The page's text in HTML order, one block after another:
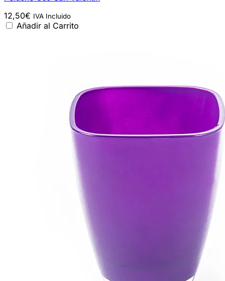
12,50€ IVA Incluido
Añadir al Carrito